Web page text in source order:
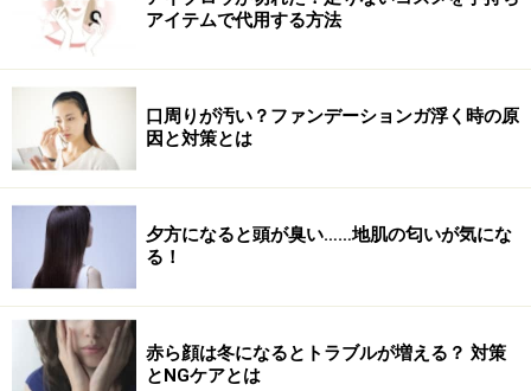
アイテムで代用する方法
口周りが汚い？ファンデーションガ浮く時の原
因と対策とは
夕方になると頭が臭い……地肌の匂いが気にな
る！
赤ら顔は冬になるとトラブルが増える？ 対策
とNGケアとは